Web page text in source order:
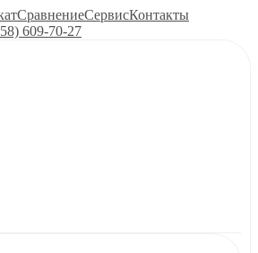
СравнениеСервисКонтакты
609‑70‑27